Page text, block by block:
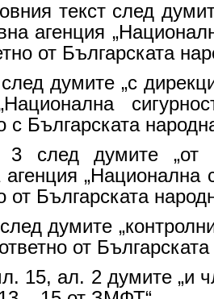
текст след
агенция
от Българската
думите „с
с Българската
след думите „от
„Национална
от Българската
думите
от Българската
15, ал. 2 думите „и